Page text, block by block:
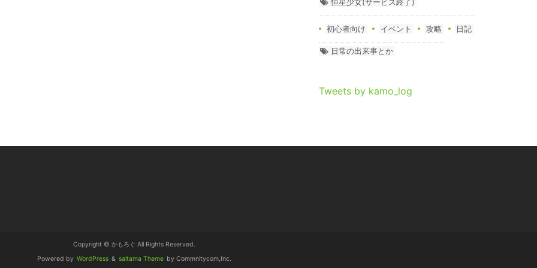
初心者向け イベント 攻略 日記
日常の出来事とか
Tweets by kamo_log
Copyright © かもろぐ All Rights Reserved.
Powered by WordPress & saitama Theme by Commnitycom,Inc.